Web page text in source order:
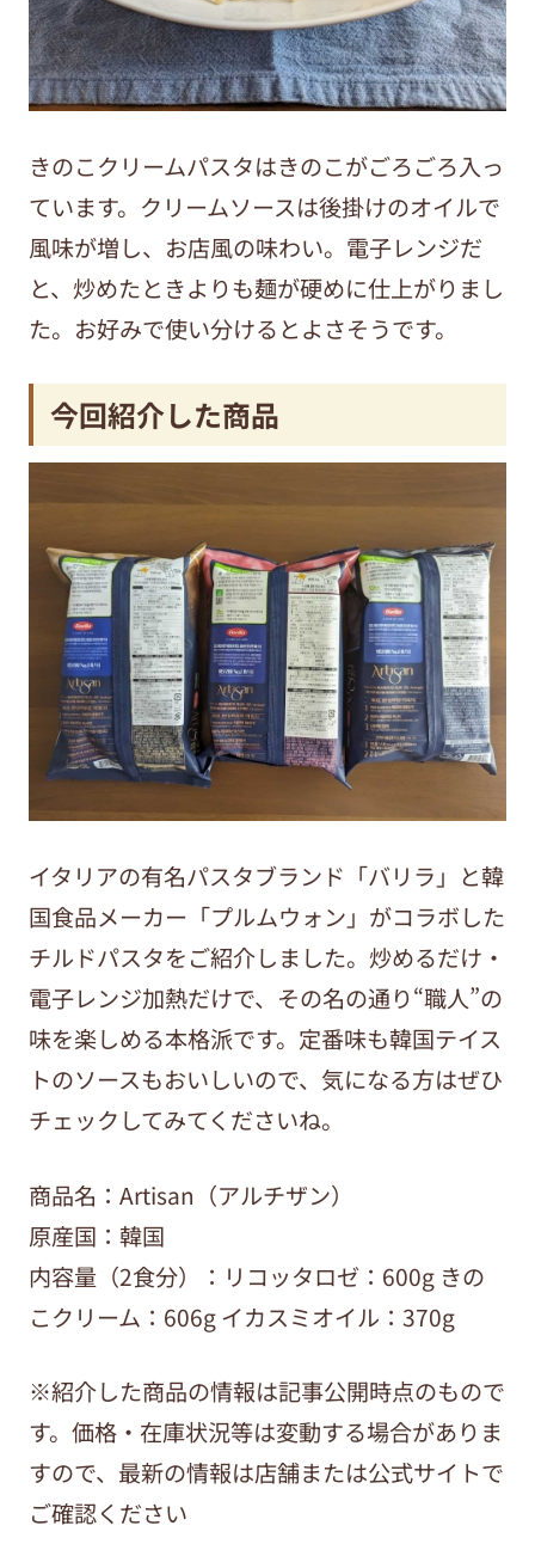
きのこクリームパスタはきのこがごろごろ入っ
ています。クリームソースは後掛けのオイルで
風味が増し、お店風の味わい。電子レンジだ
と、炒めたときよりも麺が硬めに仕上がりまし
た。お好みで使い分けるとよさそうです。
今回紹介した商品
イタリアの有名パスタブランド「バリラ」と韓
国食品メーカー「プルムウォン」がコラボした
チルドパスタをご紹介しました。炒めるだけ・
電子レンジ加熱だけで、その名の通り“職人”の
味を楽しめる本格派です。定番味も韓国テイス
トのソースもおいしいので、気になる方はぜひ
チェックしてみてくださいね。
商品名： Artisan （アルチザン）
原産国：韓国
内容量（2食分）：リコッタロゼ：600g きの
こクリーム：606g イカスミオイル：370g
※紹介した商品の情報は記事公開時点のもので
す。価格・在庫状況等は変動する場合がありま
すので、最新の情報は店舗または公式サイトで
ご確認ください